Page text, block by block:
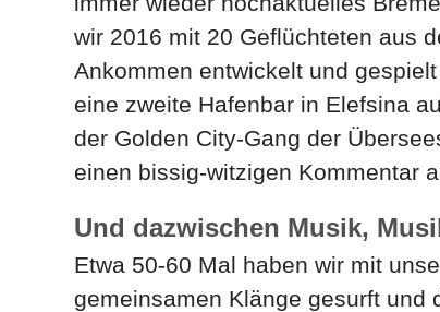
wir 2016 mit 20 Geflüchteten aus
Ankommen entwickelt und
eine zweite Hafenbar in Elefsina
der Golden City-Gang der
einen bissig-witzigen Kommentar
Und dazwischen Musik,
Etwa 50-60 Mal haben wir mit
gemeinsamen Klänge gesurft und